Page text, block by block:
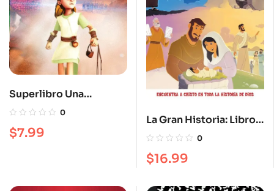
Superlibro Una
aventura gigantesca
0
$7.99
La Gran Historia: Libro
Interactivo de Relatos
0
$16.99